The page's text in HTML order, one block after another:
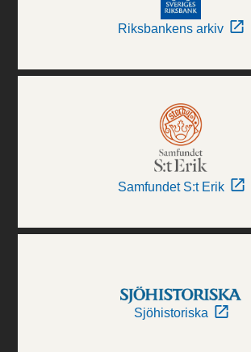
Riksbankens arkiv
Samfundet S:t Erik
Sjöhistoriska